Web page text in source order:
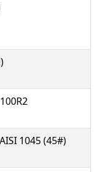
1045 (45#)